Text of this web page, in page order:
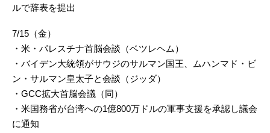
ルで辞表を提出
7/15（金）
・米・パレスチナ首脳会談（ベツレヘム）
・バイデン大統領がサウジのサルマン国王、ムハンマド・ビ
ン・サルマン皇太子と会談（ジッダ）
・GCC拡大首脳会議（同）
・米国務省が台湾への1億800万ドルの軍事支援を承認し議会
に通知